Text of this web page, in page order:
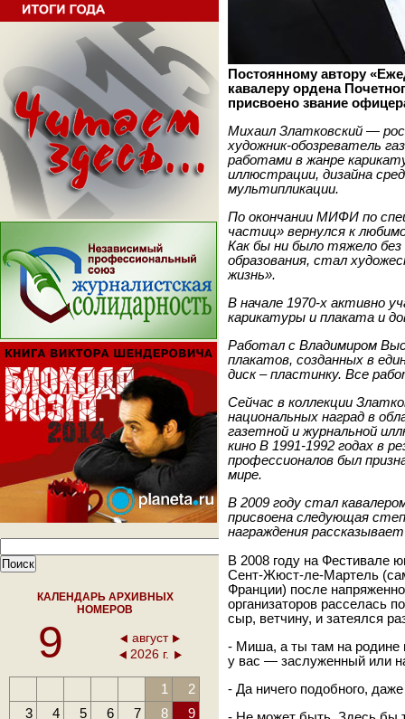
КАЛЕНДАРЬ АРХИВНЫХ
НОМЕРОВ
9
август
2026 г.
1
2
3
4 5 6 7 8
9
Постоянному автору
кавалеру ордена
присвоено звание
Михаил Златковский —
художник-обозреватель
работами в жанре
иллюстрации, дизайна
мультипликации.
По окончании МИФИ по
частиц» вернулся к
Как бы ни было тяжело без
образования, стал
жизнь».
В начале 1970-х активно
карикатуры и плаката и
Работал с Владимиром
плакатов, созданных в
диск – пластинку. Все
Сейчас в коллекции
национальных наград в
газетной и журнальной
кино В 1991-1992 годах в
профессионалов был
мире.
В 2009 году стал
присвоена следующая
награждения
В 2008 году на Фестивале
Сент-Жюст-ле-Мартель
Франции) после
организаторов расселась
сыр, ветчину, и затеялся
- Миша, а ты там на родине
у вас — заслуженный или
- Да ничего подобного,